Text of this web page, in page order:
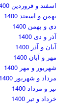
اسفند و فروردین 1400
بهمن و اسفند 1400
دی و بهمن 1400
آذر و دی 1400
آبان و آذر 1400
مهر و آبان 1400
شهریور و مهر 1400
مرداد و شهریور 1400
تیر و مرداد 1400
خرداد و تیر 1400